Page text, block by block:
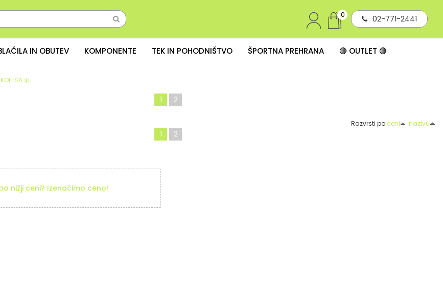
02-771-2441
0
IN OBUTEV KOMPONENTE TEK IN POHODNIŠTVO ŠPORTNA PREHRANA 🔴 OUTLET 🔴
KOLESA ❄️
1 2
Razvrsti po:ceni nazivu
1 2
nižji ceni? Izenačimo ceno!